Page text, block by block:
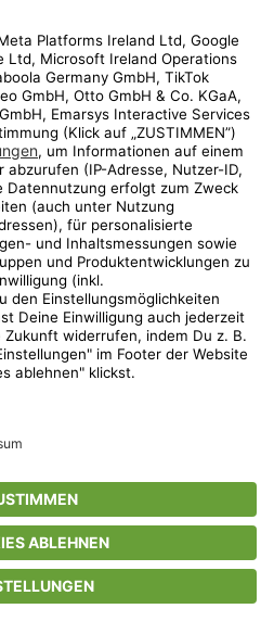
AGBDatenschutzCompliance
ImpressumHelp Center